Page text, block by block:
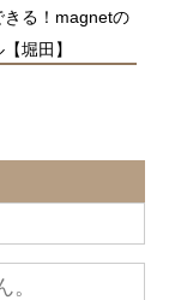
きる！magnetの
堀田】